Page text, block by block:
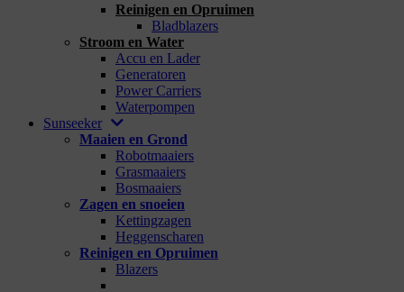
Reinigen en Opruimen
Bladblazers
Stroom en Water
Accu en Lader
Generatoren
Power Carriers
Waterpompen
Sunseeker
Maaien en Grond
Robotmaaiers
Grasmaaiers
Bosmaaiers
Zagen en snoeien
Kettingzagen
Heggenscharen
Reinigen en Opruimen
Blazers